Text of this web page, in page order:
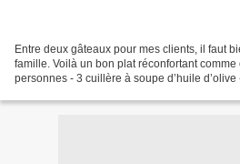
Entre deux gâteaux pour mes clients, il faut
famille. Voilà un bon plat réconfortant comme
personnes - 3 cuillère à soupe d’huile